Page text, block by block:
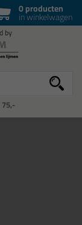
0 producten
in winkelwagen
75,-